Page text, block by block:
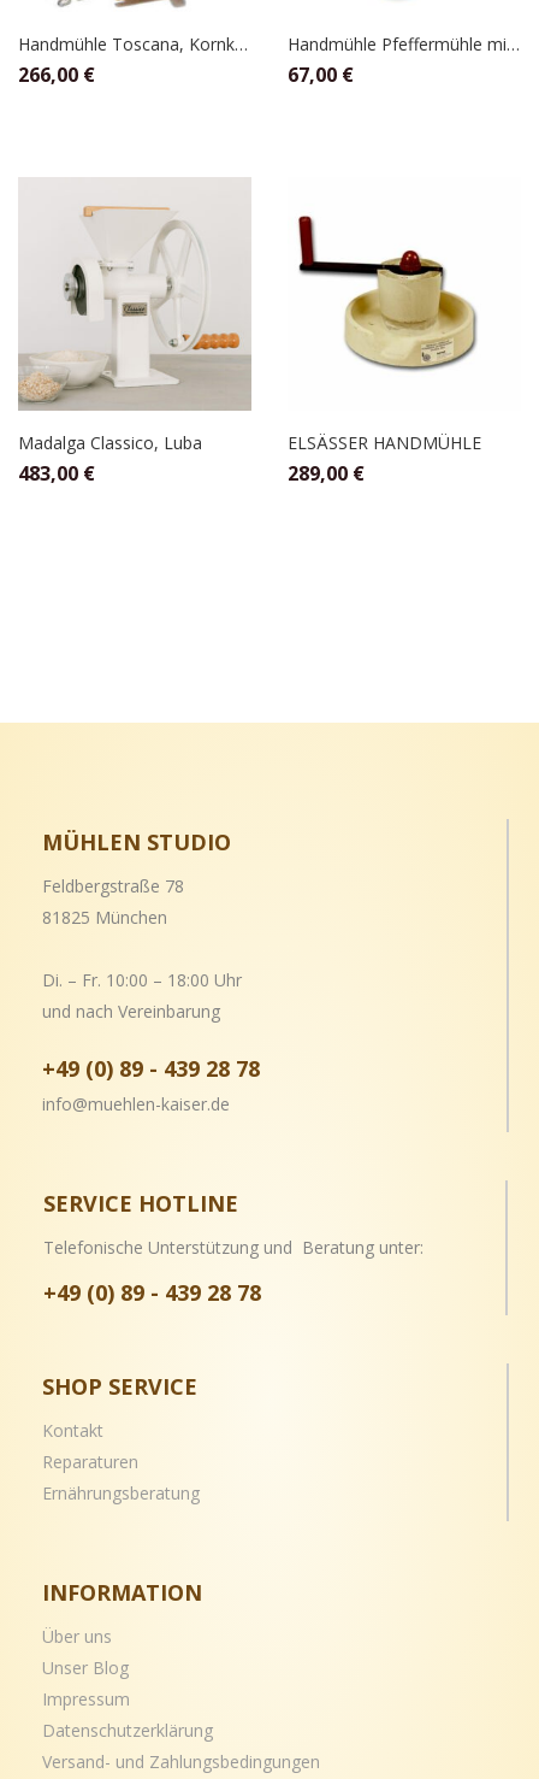
Handmühle Toscana, Kornkraft
266,00 €
Handmühle Pfeffermühle mit Steinmahlwerk, Kornkraft
67,00 €
Madalga Classico, Luba
483,00 €
ELSÄSSER HANDMÜHLE
289,00 €
MÜHLEN STUDIO
Feldbergstraße 78
81825 München
Di. – Fr. 10:00 – 18:00 Uhr
und nach Vereinbarung
+49 (0) 89 - 439 28 78
info@muehlen-kaiser.de
SERVICE HOTLINE
Telefonische Unterstützung und Beratung unter:
+49 (0) 89 - 439 28 78
SHOP SERVICE
Kontakt
Reparaturen
Ernährungsberatung
INFORMATION
Über uns
Unser Blog
Impressum
Datenschutzerklärung
Versand- und Zahlungsbedingungen